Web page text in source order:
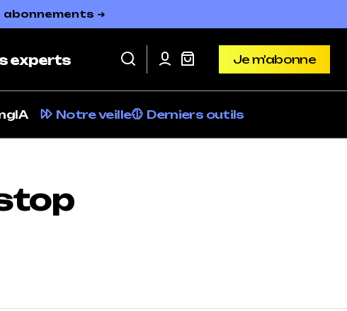
abonnements ➜
experts
Je m'abonne
IA Notre veille Derniers outils